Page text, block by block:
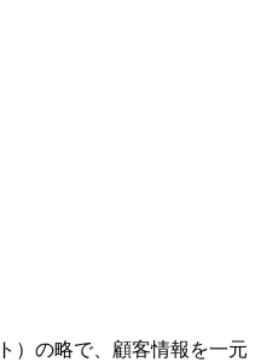
）の略で、顧客情報を一元